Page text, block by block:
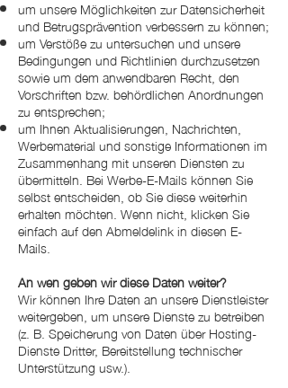
um unsere Möglichkeiten zur Datensicherheit
und Betrugsprävention verbessern zu können;
um Verstöße zu untersuchen und unsere
Bedingungen und Richtlinien durchzusetzen
sowie um dem anwendbaren Recht, den
Vorschriften bzw. behördlichen Anordnungen
zu entsprechen;
um Ihnen Aktualisierungen, Nachrichten,
Werbematerial und sonstige Informationen im
Zusammenhang mit unseren Diensten zu
übermitteln. Bei Werbe-E-Mails können Sie
selbst entscheiden, ob Sie diese weiterhin
erhalten möchten. Wenn nicht, klicken Sie
einfach auf den Abmeldelink in diesen E-
Mails.
An wen geben wir diese Daten weiter?
Wir können Ihre Daten an unsere Dienstleister
weitergeben, um unsere Dienste zu betreiben
(z. B. Speicherung von Daten über Hosting-
Dienste Dritter, Bereitstellung technischer
Unterstützung usw.).